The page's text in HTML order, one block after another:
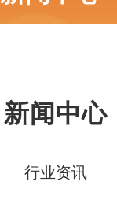
新闻中心
行业资讯